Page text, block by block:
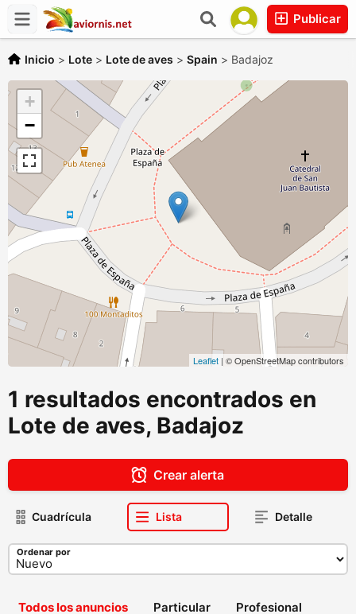
Publicar
Inicio > Lote > Lote de aves > Spain > Badajoz
+
−
Leaflet | © OpenStreetMap contributors
1 resultados encontrados en
Lote de aves, Badajoz
Crear alerta
Cuadrícula Lista Detalle
Ordenar por
Todos los anuncios Particular Profesional